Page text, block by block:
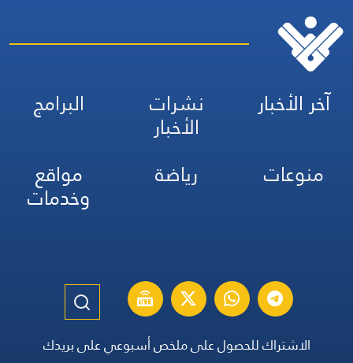
آخر الأخبار نشرات
الأخبار
البرامج
منوعات
رياضة مواقع
وخدمات
الاشتراك للحصول على ملخص أسبوعي على بريدك